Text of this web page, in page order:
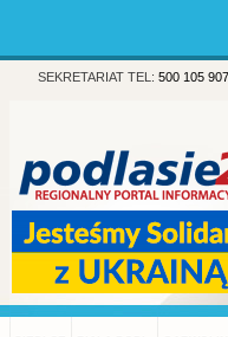
SEKRETARIAT TEL: 500 105 907